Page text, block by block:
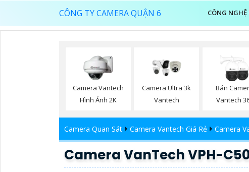
CÔNG TY CAMERA QUẬN 6 CÔNG NGHỆ
Camera Vantech
Hình Ảnh 2K
Camera Ultra 3k
Vantech
Bán
Vantech
Camera Quan Sát Camera Vantech Giá Rẻ Camera
Camera VanTech VPH-